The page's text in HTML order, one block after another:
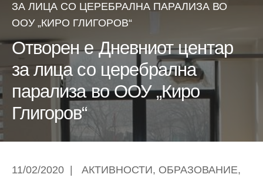
ЗА ЛИЦА СО ЦЕРЕБРАЛНА ПАРАЛИЗА ВО
ООУ „КИРО ГЛИГОРОВ“
Отворен е Дневниот центар
за лица со церебрална
парализа во ООУ „Киро
Глигоров“
11/02/2020 АКТИВНОСТИ, ОБРАЗОВАНИЕ,